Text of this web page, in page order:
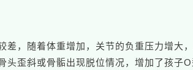
差，随着体重增加，关节的负重压力增大
头歪斜或骨骺出现脱位情况，增加了孩子